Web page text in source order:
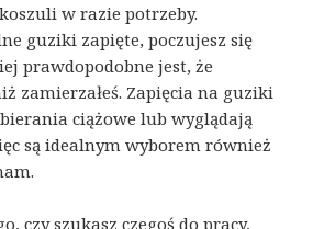
w razie potrzeby.
guziki zapięte, poczujesz się
prawdopodobne jest, że
zamierzałeś. Zapięcia na guziki
ciążowe lub wyglądają
są idealnym wyborem również
czy szukasz czegoś do pracy,